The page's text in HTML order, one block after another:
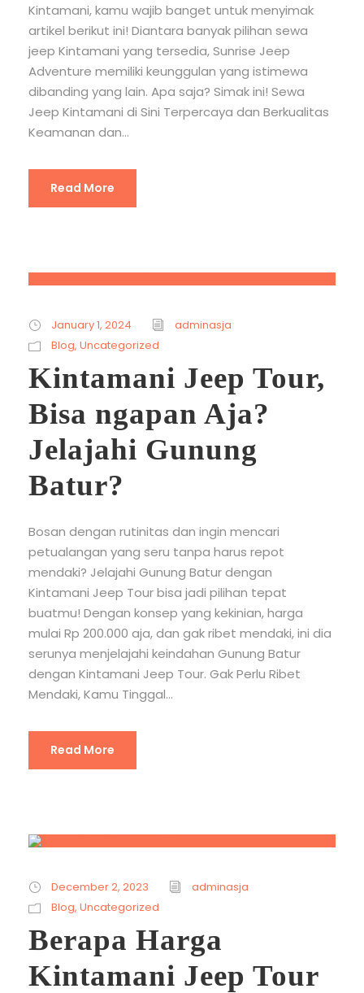
Kintamani, kamu wajib banget untuk menyimak
artikel berikut ini! Diantara banyak pilihan sewa
jeep Kintamani yang tersedia, Sunrise Jeep
Adventure memiliki keunggulan yang istimewa
dibanding yang lain. Apa saja? Simak ini! Sewa
Jeep Kintamani di Sini Terpercaya dan Berkualitas
Keamanan dan...
Read More
January 1, 2024
adminasja
Blog, Uncategorized
Kintamani Jeep Tour,
Bisa ngapan Aja?
Jelajahi Gunung
Batur?
Bosan dengan rutinitas dan ingin mencari
petualangan yang seru tanpa harus repot
mendaki? Jelajahi Gunung Batur dengan
Kintamani Jeep Tour bisa jadi pilihan tepat
buatmu! Dengan konsep yang kekinian, harga
mulai Rp 200.000 aja, dan gak ribet mendaki, ini dia
serunya menjelajahi keindahan Gunung Batur
dengan Kintamani Jeep Tour. Gak Perlu Ribet
Mendaki, Kamu Tinggal...
Read More
December 2, 2023
adminasja
Blog, Uncategorized
Berapa Harga
Kintamani Jeep Tour